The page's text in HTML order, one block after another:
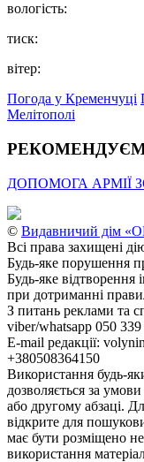
вологість:
тиск:
вітер:
Погода у Кременчуці
Мелітополі
ДОПОМОГА АРМІЇ
© Видавничий дім
Всі права захищені
Будь-яке порушення
Будь-яке відтворення
при дотриманні
З питань реклами та
viber/whatsapp 050
E-mail редакції:
+380508364150
Використання будь-
дозволяється за
або другому абзаці.
відкрите для
має бути розміщено
використання